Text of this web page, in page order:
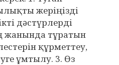
жеріңізді
дәстүрлерді
жанында тұратын
құрметтеу,
ұмтылу. 3. Өз